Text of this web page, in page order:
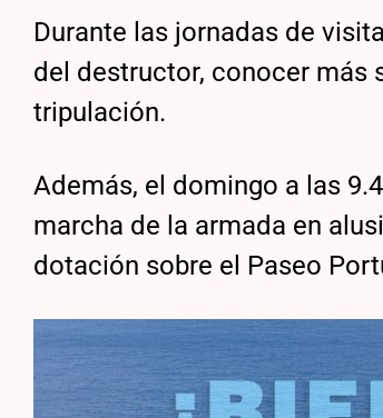
Durante las jornadas de
del destructor, conocer más
tripulación.
Además, el domingo a las
marcha de la armada en
dotación sobre el Paseo